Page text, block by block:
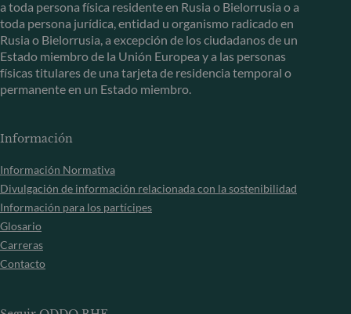
a toda persona física residente en Rusia o Bielorrusia o a
toda persona jurídica, entidad u organismo radicado en
Rusia o Bielorrusia, a excepción de los ciudadanos de un
Estado miembro de la Unión Europea y a las personas
físicas titulares de una tarjeta de residencia temporal o
permanente en un Estado miembro.
Información
Información Normativa
Divulgación de información relacionada con la sostenibilidad
Información para los partícipes
Glosario
Carreras
Contacto